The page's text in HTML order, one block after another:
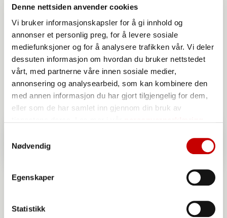
Denne nettsiden anvender cookies
Vi bruker informasjonskapsler for å gi innhold og
annonser et personlig preg, for å levere sosiale
mediefunksjoner og for å analysere trafikken vår. Vi deler
dessuten informasjon om hvordan du bruker nettstedet
vårt, med partnerne våre innen sosiale medier,
annonsering og analysearbeid, som kan kombinere den
med annen informasjon du har gjort tilgjengelig for dem,
eller som de har samlet inn gjennom din bruk av
Nødvendig
Egenskaper
Statistikk